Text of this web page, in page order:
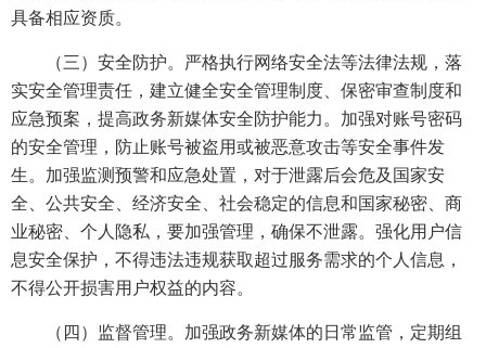
具备相应资质。
（三）安全防护。严格执行网络安全法等法律法规，落
实安全管理责任，建立健全安全管理制度、保密审查制度和
应急预案，提高政务新媒体安全防护能力。加强对账号密码
的安全管理，防止账号被盗用或被恶意攻击等安全事件发
生。加强监测预警和应急处置，对于泄露后会危及国家安
全、公共安全、经济安全、社会稳定的信息和国家秘密、商
业秘密、个人隐私，要加强管理，确保不泄露。强化用户信
息安全保护，不得违法违规获取超过服务需求的个人信息，
不得公开损害用户权益的内容。
（四）监督管理。加强政务新媒体的日常监管，定期组